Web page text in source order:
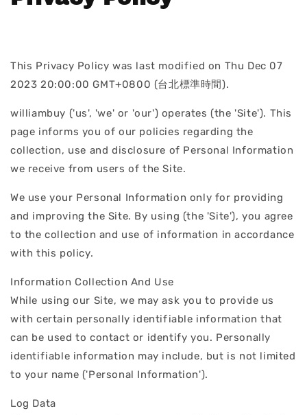
This Privacy Policy was last modified on Thu Dec 07
2023 20:00:00 GMT+0800 (台北標準時間).
williambuy ('us', 'we' or 'our') operates (the 'Site'). This
page informs you of our policies regarding the
collection, use and disclosure of Personal Information
we receive from users of the Site.
We use your Personal Information only for providing
and improving the Site. By using (the 'Site'), you agree
to the collection and use of information in accordance
with this policy.
Information Collection And Use
While using our Site, we may ask you to provide us
with certain personally identifiable information that
can be used to contact or identify you. Personally
identifiable information may include, but is not limited
to your name ('Personal Information').
Log Data